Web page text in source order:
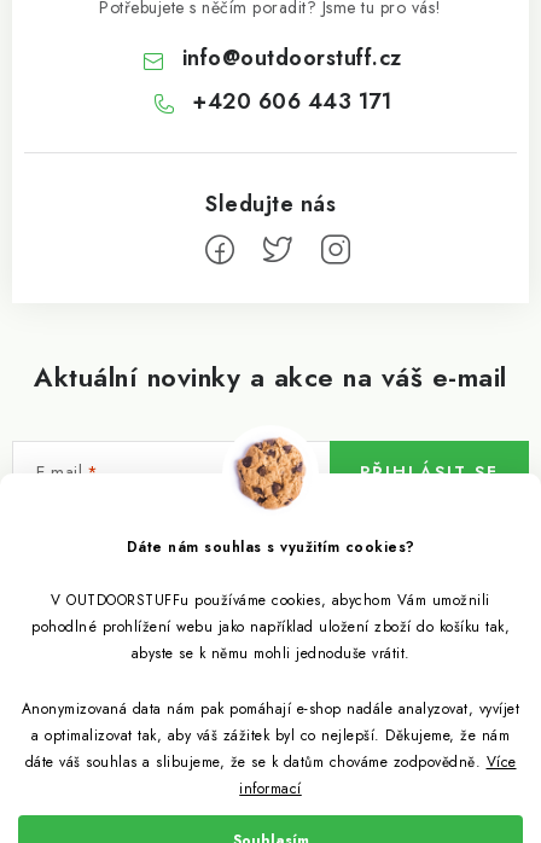
Dáte nám souhlas s využitím cookies?
V OUTDOORSTUFFu používáme cookies, abychom Vám umožnili
pohodlné prohlížení webu jako například uložení zboží do košíku tak,
abyste se k němu mohli jednoduše vrátit.
Anonymizovaná data nám pak pomáhají e-shop nadále analyzovat, vyvíjet
a optimalizovat tak, aby váš zážitek byl co nejlepší. Děkujeme, že nám
dáte váš souhlas a slibujeme, že se k datům chováme zodpovědně. Více
informací
Aktuální novinky a akce na váš e-mail
E-mail
Vložením e-mailu souhlasíte spodmínkami ochrany osobních údajů
PŘIHLÁSIT SE
Potřebujete s něčím poradit? Jsme tu pro vás!
info@outdoorstuff.cz
+420 606 443 171
Informace pro vás
Věrnostní program
Reklamace
Citronela a její účinky
Outdoor poradna
Udržitelně a s přírodou